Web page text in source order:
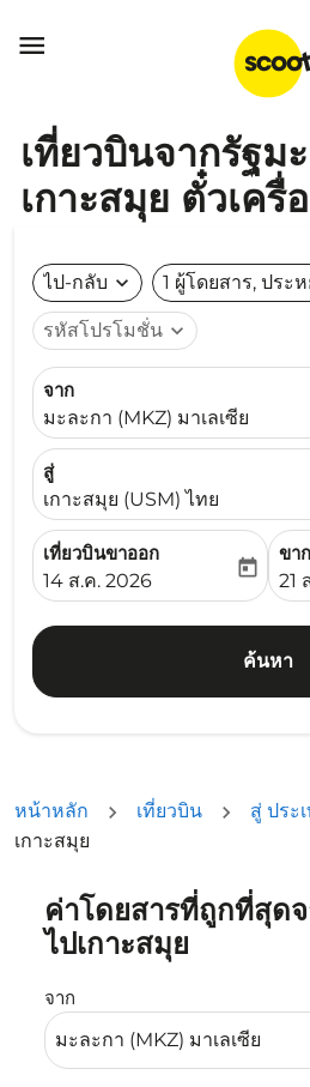

เที่ยวบินจากรัฐม
เกาะสมุย ตั๋วเค
ไป-กลับ expand_more 1 ผู้โดยสาร, ประ
รหัสโปรโมชั่น expand_more
จาก
มะละกา (MKZ) มาเลเซีย
สู่
เกาะสมุย (USM) ไทย
เที่ยวบินขาออก
fc-booking-departure-date-
14 ส.ค. 2026
today
ขา
fc-
21
ค้นหา
หน้าหลัก เที่ยวบิน สู่ ประ
เกาะสมุย
ค่าโดยสารที่ถูกที่สุด
ไปเกาะสมุย
จาก
ลองอัปเดตเส้นทางของคุณ (ต้น